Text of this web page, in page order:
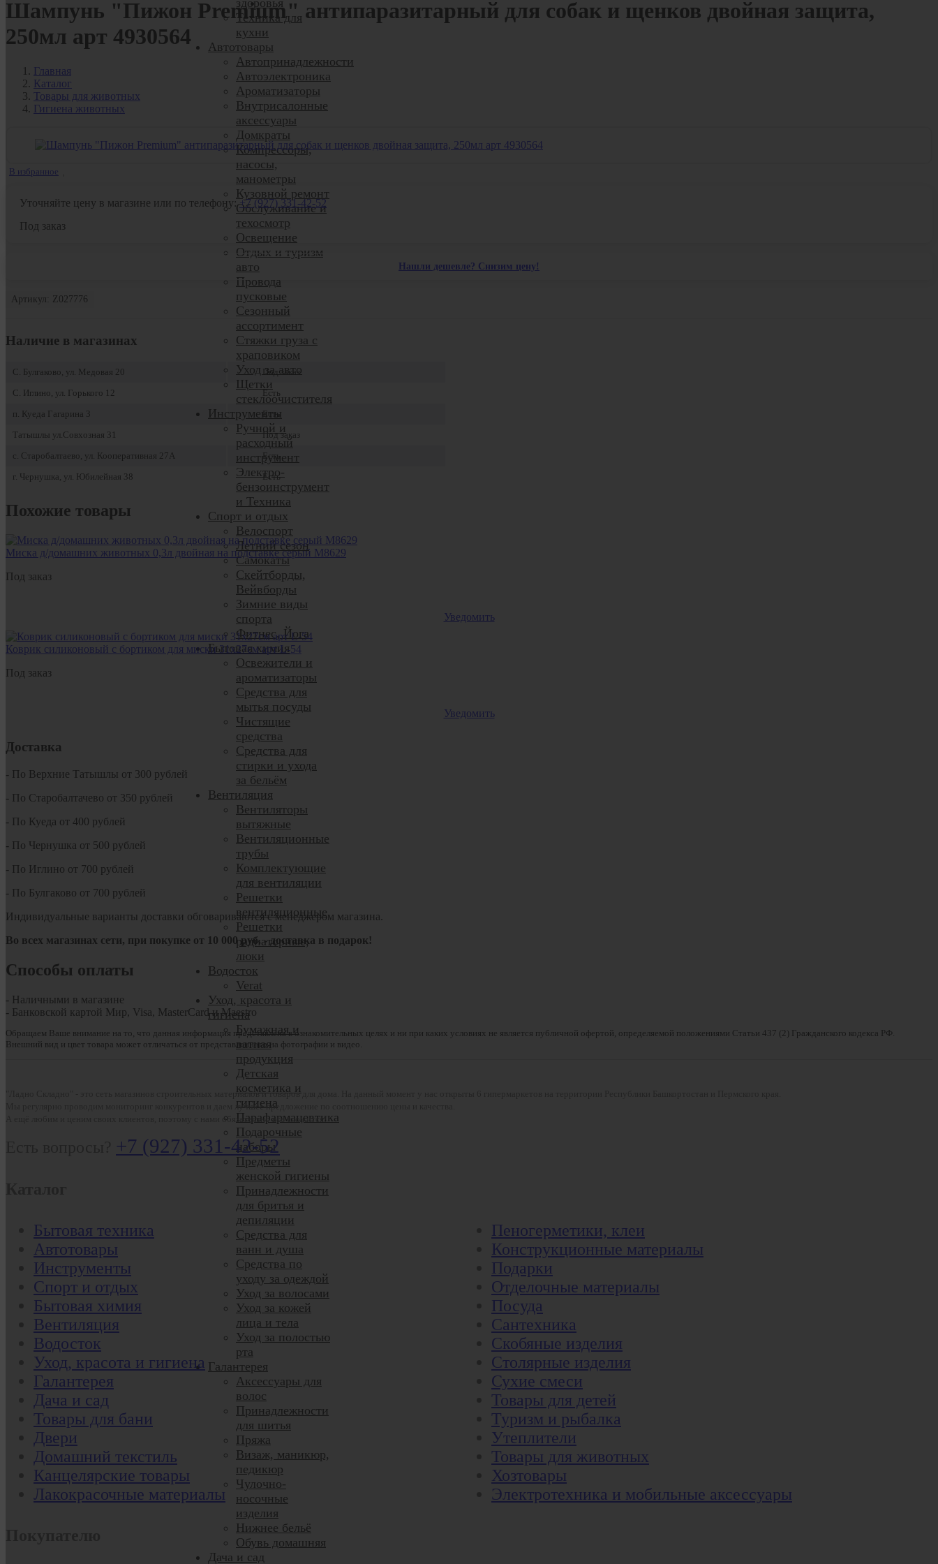
здоровья
Техника для
кухни
Автотовары
Автопринадлежности
Автоэлектроника
Ароматизаторы
Внутрисалонные
аксессуары
Домкраты
Компрессоры,
насосы,
манометры
Кузовной ремонт
Обслуживание и
техосмотр
Освещение
Отдых и туризм
авто
Провода
пусковые
Сезонный
ассортимент
Стяжки груза с
храповиком
Уход за авто
Щетки
стеклоочистителя
Инструменты
Ручной и
расходный
инструмент
Электро-
бензоинструмент
и Техника
Спорт и отдых
Велоспорт
Летний сезон
Самокаты
Скейтборды,
Вейвборды
Зимние виды
спорта
Фитнес, Йога
Бытовая химия
Освежители и
ароматизаторы
Средства для
мытья посуды
Чистящие
средства
Средства для
стирки и ухода
за бельём
Вентиляция
Вентиляторы
вытяжные
Вентиляционные
трубы
Комплектующие
для вентиляции
Решетки
вентиляционные
Решетки
радиаторные,
люки
Водосток
Verat
Уход, красота и
гигиена
Бумажная и
ватная
продукция
Детская
косметика и
гигиена
Парафармацевтика
Подарочные
наборы
Предметы
женской гигиены
Принадлежности
для бритья и
депиляции
Средства для
ванн и душа
Средства по
уходу за одеждой
Уход за волосами
Уход за кожей
лица и тела
Уход за полостью
рта
Галантерея
Аксессуары для
волос
Принадлежности
для шитья
Пряжа
Визаж, маникюр,
педикюр
Чулочно-
носочные
изделия
Нижнее бельё
Обувь домашняя
Дача и сад
Шампунь "Пижон Premium" антипаразитарный для собак и щенков двойная защита,
250мл арт 4930564
Главная
Каталог
Товары для животных
Гигиена животных
В избранное
Уточняйте цену в магазине или по телефону:+7 (927) 331-42-52
Под заказ
Нашли дешевле? Снизим цену!
Артикул: Z027776
Наличие в магазинах
С. Булгаково, ул. Медовая 20
Под заказ
С. Иглино, ул. Горького 12
Есть
п. Куеда Гагарина 3
Есть
Татышлы ул.Совхозная 31
Под заказ
с. Старобалтаево, ул. Кооперативная 27А
Есть
г. Чернушка, ул. Юбилейная 38
Есть
Похожие товары
Миска д/домашних животных 0,3л двойная на подставке серый М8629
Под заказ
Уведомить
Коврик силиконовый с бортиком для миски 31х27см арт L-54
Под заказ
Уведомить
Доставка
- По Верхние Татышлы от 300 рублей
- По Старобалтачево от 350 рублей
- По Куеда от 400 рублей
- По Чернушка от 500 рублей
- По Иглино от 700 рублей
- По Булгаково от 700 рублей
Индивидуальные варианты доставки обговариваются с менеджером магазина.
Во всех магазинах сети, при покупке от 10 000 руб.- доставка в подарок!
Способы оплаты
- Наличными в магазине
- Банковской картой Мир, Visa, MasterCard и Maestro
Обращаем Ваше внимание на то, что данная информация представлена в ознакомительных целях и ни при каких условиях не является публичной офертой, определяемой положениями Статьи 437 (2) Гражданского кодекса РФ.
Внешний вид и цвет товара может отличаться от представленного на фотографии и видео.
"Ладно Складно" - это сеть магазинов строительных материалов и товаров для дома. На данный момент у нас открыты 6 гипермаркетов на территории Республики Башкортостан и Пермского края.
Мы регулярно проводим мониторинг конкурентов и даем лучшее предложение по соотношению цены и качества.
А ещё любим и ценим своих клиентов, поэтому с нами обязательно всё сложится!
+7 (927) 331-42-52
Бытовая техника
Автотовары
Инструменты
Спорт и отдых
Бытовая химия
Вентиляция
Водосток
Уход, красота и гигиена
Галантерея
Дача и сад
Товары для бани
Двери
Домашний текстиль
Канцелярские товары
Лакокрасочные материалы
Пеногерметики, клеи
Конструкционные материалы
Подарки
Отделочные материалы
Посуда
Сантехника
Скобяные изделия
Столярные изделия
Сухие смеси
Товары для детей
Туризм и рыбалка
Утеплители
Товары для животных
Хозтовары
Электротехника и мобильные аксессуары